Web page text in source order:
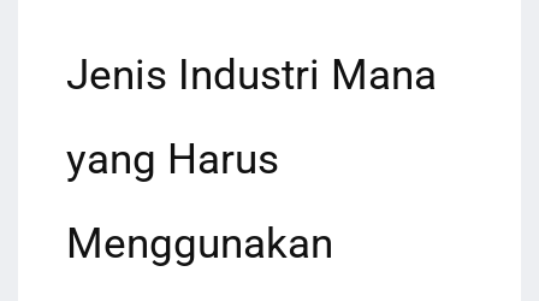
Jenis Industri Mana
yang Harus
Menggunakan